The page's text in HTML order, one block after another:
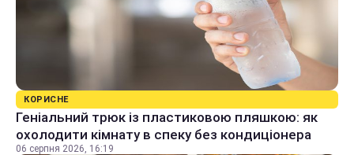
КОРИСНЕ
Геніальний трюк із пластиковою пляшкою: як
охолодити кімнату в спеку без кондиціонера
06 серпня 2026, 16:19